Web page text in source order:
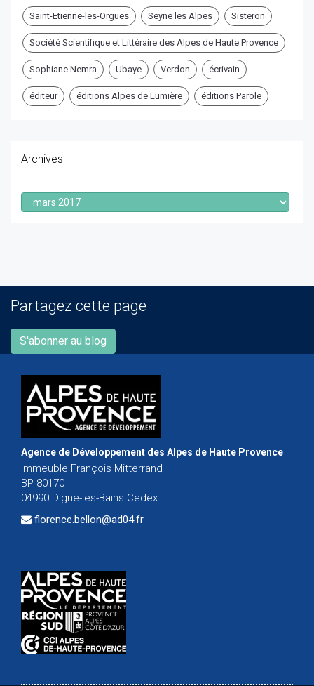
Saint-Etienne-les-Orgues Seyne les Alpes Sisteron
Société Scientifique et Littéraire des Alpes de Haute Provence
Sophiane Nemra Ubaye Verdon écrivain
éditeur éditions Alpes de Lumière éditions Parole
Archives
Archives
Partagez cette page
S'abonner au blog
Agence de Développement des Alpes de Haute Provence
Immeuble François Mitterrand
BP 80170
04990 Digne-les-Bains Cedex
florence.bellon@ad04.fr